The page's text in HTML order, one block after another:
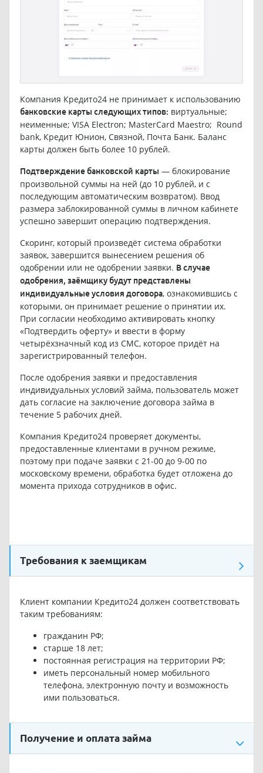
Компания Кредито24 не принимает к использованию
банковские карты следующих типов: виртуальные;
неименные; VISA Electron; MasterCard Maestro; Round
bank, Кредит Юнион, Связной, Почта Банк. Баланс
карты должен быть более 10 рублей.
Подтверждение банковской карты — блокирование
произвольной суммы на ней (до 10 рублей, и с
последующим автоматическим возвратом). Ввод
размера заблокированной суммы в личном кабинете
успешно завершит операцию подтверждения.
Скоринг, который произведёт система обработки
заявок, завершится вынесением решения об
одобрении или не одобрении заявки. В случае
одобрения, заёмщику будут представлены
индивидуальные условия договора, ознакомившись с
которыми, он принимает решение о принятии их.
При согласии необходимо активировать кнопку
«Подтвердить оферту» и ввести в форму
четырёхзначный код из СМС, которое придёт на
зарегистрированный телефон.
После одобрения заявки и предоставления
индивидуальных условий займа, пользователь может
дать согласие на заключение договора займа в
течение 5 рабочих дней.
Компания Кредито24 проверяет документы,
предоставленные клиентами в ручном режиме,
поэтому при подаче заявки с 21-00 до 9-00 по
московскому времени, обработка будет отложена до
момента прихода сотрудников в офис.
Требования к заемщикам
Клиент компании Кредито24 должен соответствовать
таким требованиям:
гражданин РФ;
старше 18 лет;
постоянная регистрация на территории РФ;
иметь персональный номер мобильного
телефона, электронную почту и возможность
ими пользоваться.
Получение и оплата займа